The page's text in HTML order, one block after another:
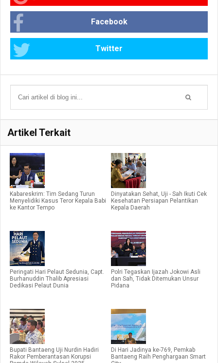
Facebook
Twitter
Artikel Terkait
Kabareskrim: Tim Sedang Turun
Menyelidiki Kasus Teror Kepala Babi
ke Kantor Tempo
Dinyatakan Sehat, Uji - Sah Ikuti Cek
Kesehatan Persiapan Pelantikan
Kepala Daerah
Peringati Hari Pelaut Sedunia, Capt.
Burhanuddin Thalib Apresiasi
Dedikasi Pelaut Dunia
Polri Tegaskan Ijazah Jokowi Asli
dan Sah, Tidak Ditemukan Unsur
Pidana
Bupati Bantaeng Uji Nurdin Hadiri
Rakor Pemberantasan Korupsi
Di Hari Jadinya ke-769, Pemkab
Bantaeng Raih Penghargaan Smart